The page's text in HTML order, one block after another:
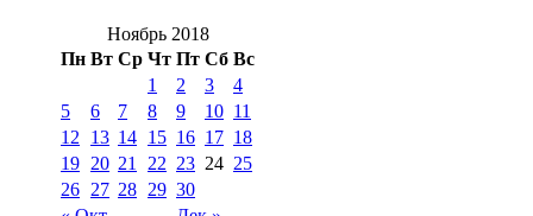
Ноябрь 2018
Пн Вт Ср Чт Пт Сб Вс
1 2 3
4
5
6 7 8 9 10 11
12
13 14 15 16 17 18
19 20 21 22 23 24 25
26 27 28 29 30